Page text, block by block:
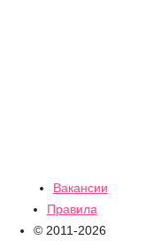
Вакансии
Правила
© 2011-2026